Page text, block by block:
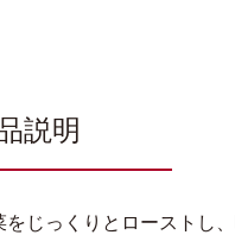
説明
をじっくりとローストし